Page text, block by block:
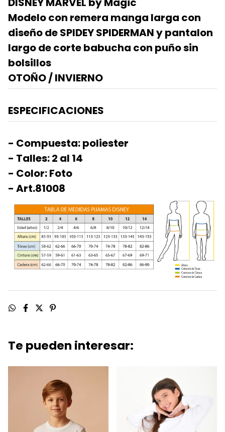
Modelo con remera manga larga con
diseño de SPIDEY SPIDERMAN y pantalon
largo de corte babucha con puño sin
bolsillos
OTOÑO / INVIERNO
ESPECIFICACIONES
- Compuesta: poliester
- Talles: 2 al 14
- Color: Foto
- Art.81008
Te pueden interesar: